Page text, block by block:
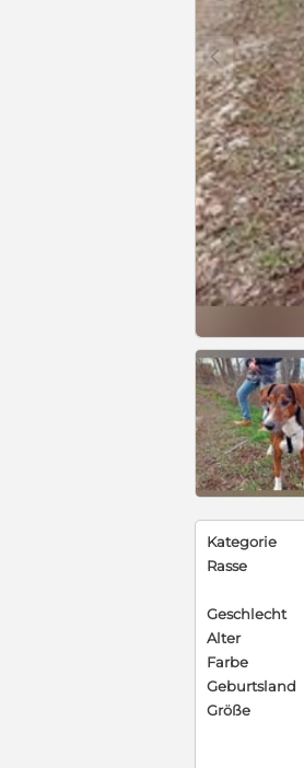
c
Kategorie
Rasse
Geschlecht
Alter
Farbe
Geburtsland
Größe